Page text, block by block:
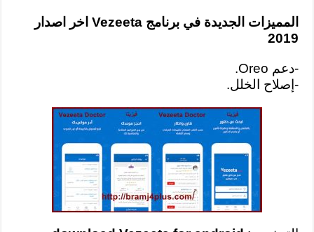
المميزات الجديدة في برنامج Vezeeta اخر اصدار
2019
-دعم Oreo.
-إصلاح الخلل.